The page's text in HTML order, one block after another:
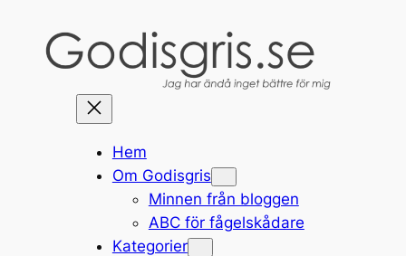
innehåll
Hem
Om Godisgris
Minnen från bloggen
ABC för fågelskådare
Kategorier